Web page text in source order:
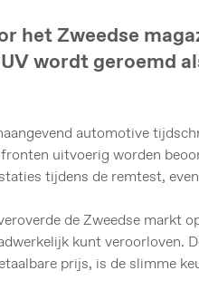
het Zweedse
wordt geroemd
automotive
uitvoerig worden
tijdens de remtest,
de Zweedse markt
kunt veroorloven.
prijs, is de slimme